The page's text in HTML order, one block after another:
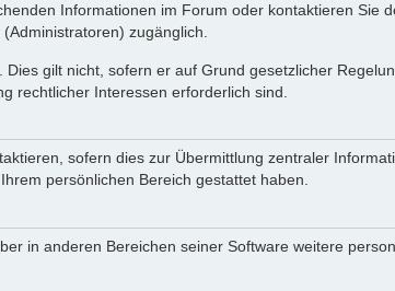
Informationen im Forum oder kontaktieren Sie
zugänglich.
gilt nicht, sofern er auf Grund gesetzlicher
rechtlicher Interessen erforderlich sind.
sofern dies zur Übermittlung zentraler
persönlichen Bereich gestattet haben.
in anderen Bereichen seiner Software weitere